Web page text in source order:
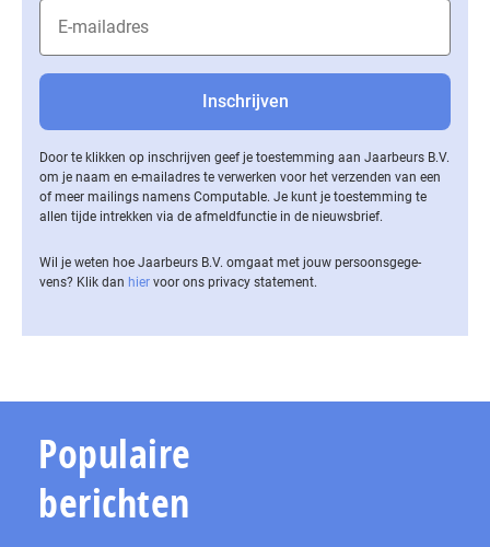
Door te klikken op inschrijven geef je toestemming aan Jaarbeurs B.V.
om je naam en e-mailadres te verwerken voor het verzenden van een
of meer mailings namens Computable. Je kunt je toestemming te
allen tijde intrekken via de af­meld­func­tie in de nieuwsbrief.
Wil je weten hoe Jaarbeurs B.V. omgaat met jouw per­soons­ge­ge­
vens? Klik dan hier voor ons privacy statement.
Populaire
berichten